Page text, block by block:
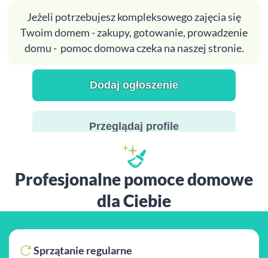
Jeżeli potrzebujesz kompleksowego zajęcia się
Twoim domem - zakupy, gotowanie, prowadzenie
domu - pomoc domowa czeka na naszej stronie.
Dodaj ogłoszenie
Przeglądaj profile
Profesjonalne pomoce domowe
dla Ciebie
Sprzątanie regularne